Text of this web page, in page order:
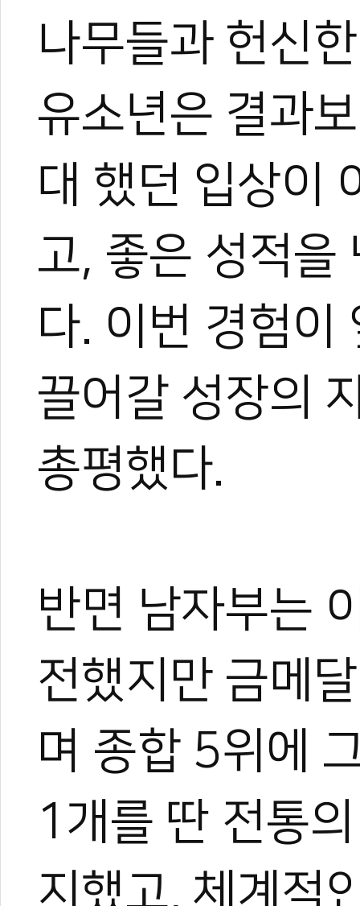
나무들과 헌신
유소년은 결과
대 했던 입상이
고, 좋은 성적을
다. 이번 경험이
끌어갈 성장의
총평했다.
반면 남자부는
전했지만 금메
며 종합 5위에
1개를 딴 전통
지했고, 체계적